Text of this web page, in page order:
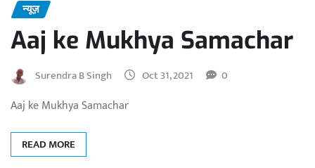
न्यूज़
Aaj ke Mukhya Samachar
Surendra B Singh Oct 31, 2021 0
Aaj ke Mukhya Samachar
READ MORE